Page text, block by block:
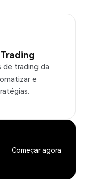
de trading da
e
Começar agora